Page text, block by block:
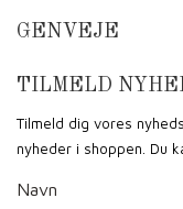
GENVEJE
TILMELD
Tilmeld dig vores
nyheder i shoppen. Du